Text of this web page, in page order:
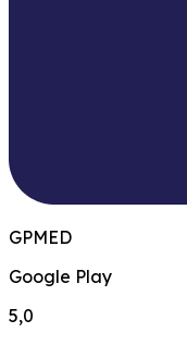
GPMED
Google Play
5,0